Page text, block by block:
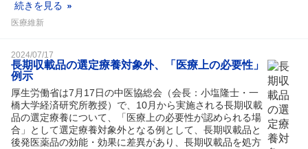
続きを見る
医療維新
2024/07/17
長期収載品の選定療養対象外、「医療上の必要性」
例示
厚生労働省は7月17日の中医協総会（会長：小塩隆士・一
橋大学経済研究所教授）で、10月から実施される長期収載
品の選定療養について、「医療上の必要性が認められる場
合」として選定療養対象外となる例として、長期収載品と
後発医薬品の効能・効果に差異があり、長期収載品を処方